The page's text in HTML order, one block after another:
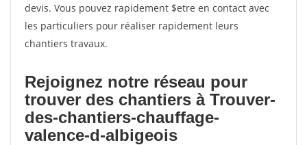
devis. Vous pouvez rapidement $etre en contact avec
les particuliers pour réaliser rapidement leurs
chantiers travaux.
Rejoignez notre réseau pour
trouver des chantiers à Trouver-
des-chantiers-chauffage-
valence-d-albigeois